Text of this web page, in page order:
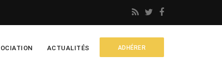
ADHÉRER
ACTUALITÉS